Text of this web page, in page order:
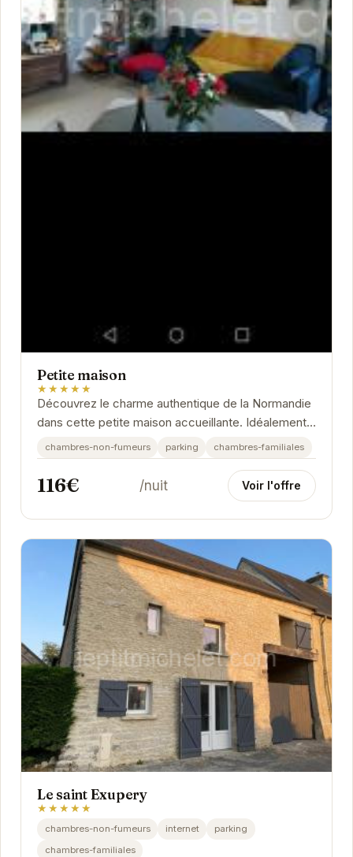
Petite maison
★★★★★
Découvrez le charme authentique de la Normandie
dans cette petite maison accueillante. Idéalement
située à Saint-Vigor-le-Grand, elle offre un...
chambres-non-fumeurs parking chambres-familiales
116€ /nuit Voir l'offre
Le saint Exupery
★★★★★
chambres-non-fumeurs internet
parking
chambres-familiales